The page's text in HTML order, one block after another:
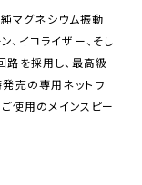
マグネシウム振動
イコライザー、そし
路を採用し、最高級
発売の専用ネットワ
使用のメインスピー